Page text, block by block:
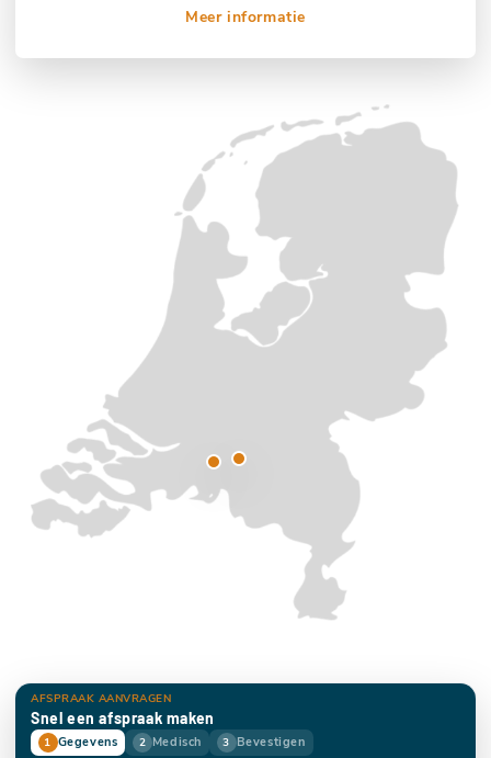
Meer informatie
AFSPRAAK AANVRAGEN
Snel een afspraak maken
1 Gegevens 2 Medisch 3 Bevestigen